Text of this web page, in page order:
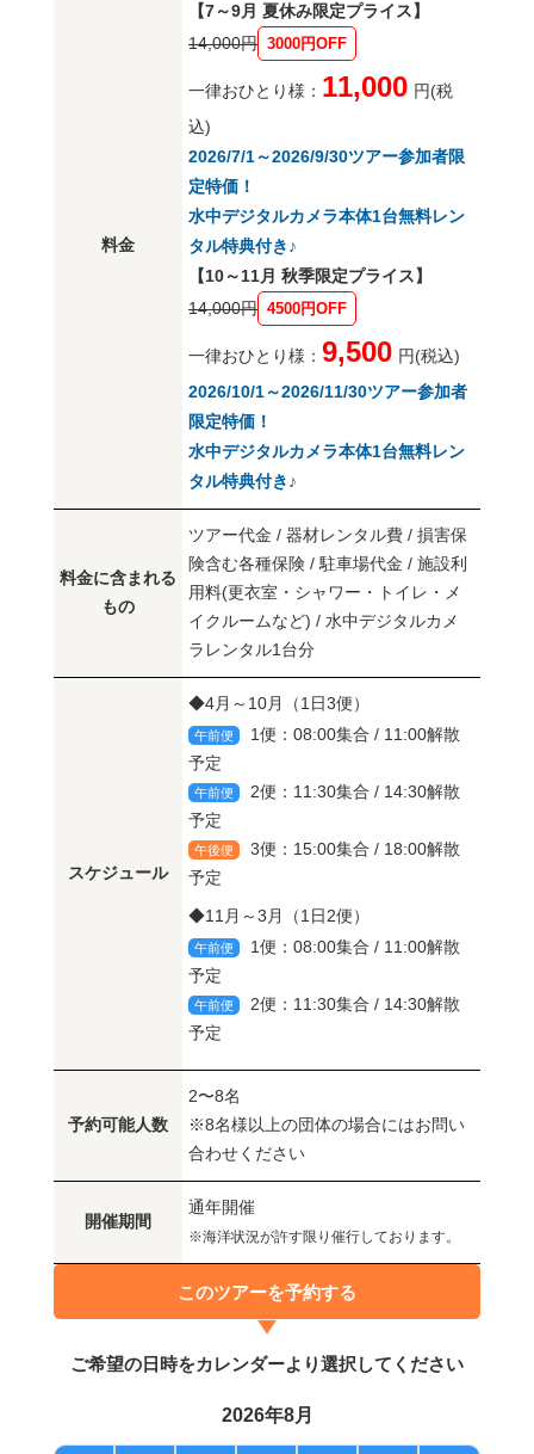
料金
【7～9月 夏休み限定プライス】
14,000円 3000円OFF
一律おひとり様： 11,000 円(税
込)
2026/7/1～2026/9/30ツアー参加者限
定特価！
水中デジタルカメラ本体1台無料レン
タル特典付き♪
【10～11月 秋季限定プライス】
14,000円 4500円OFF
一律おひとり様： 9,500 円(税込)
2026/10/1～2026/11/30ツアー参加者
限定特価！
水中デジタルカメラ本体1台無料レン
タル特典付き♪
料金に含まれる
もの
ツアー代金 / 器材レンタル費 / 損害保
険含む各種保険 / 駐車場代金 / 施設利
用料(更衣室・シャワー・トイレ・メ
イクルームなど) / 水中デジタルカメ
ラレンタル1台分
スケジュール
◆4月～10月（1日3便）
午前便
1便：08:00集合 / 11:00解散
予定
午前便
2便：11:30集合 / 14:30解散
予定
午後便
3便：15:00集合 / 18:00解散
予定
◆11月～3月（1日2便）
午前便
1便：08:00集合 / 11:00解散
予定
午前便
2便：11:30集合 / 14:30解散
予定
予約可能人数
2〜8名
※8名様以上の団体の場合にはお問い
合わせください
開催期間
通年開催
※海洋状況が許す限り催行しております。
このツアーを予約する
ご希望の日時をカレンダーより選択してください
2026年8月